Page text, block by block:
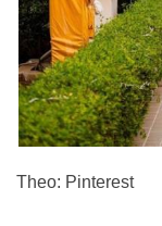
Theo: Pinterest